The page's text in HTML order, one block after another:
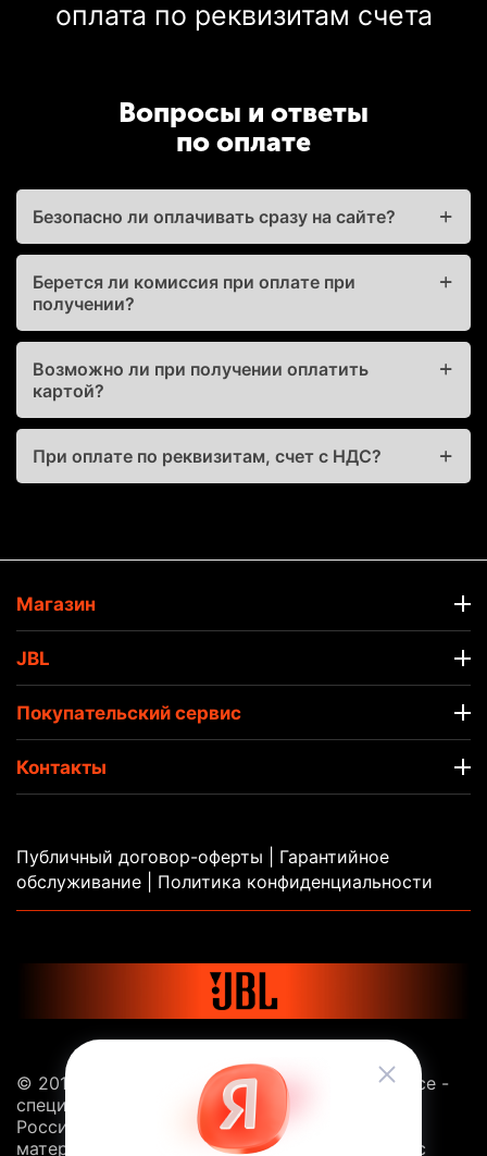
оплата по реквизитам счета
Вопросы и ответы
по оплате
Безопасно ли оплачивать сразу на сайте?
Берется ли комиссия при оплате при
получении?
Возможно ли при получении оплатить
картой?
При оплате по реквизитам, счет с НДС?
Магазин
JBL
Покупательский сервис
Контакты
Публичный договор-оферты
Гарантийное
обслуживание |
Политика конфиденциальности
© 2013 - 2026 Sound Balance. JBL.Sound-Balance -
специализированный интернет-магазин JBL в
России. Все права защищены. Копирование
материалов с сайта без ссылки на этот ресурс